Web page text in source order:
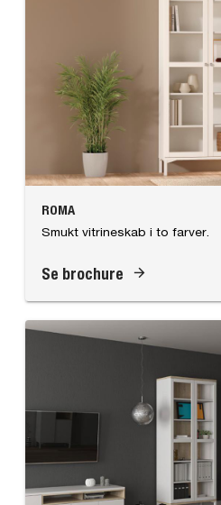
ROMA
Smukt vitrineskab i to farver.
Se brochure